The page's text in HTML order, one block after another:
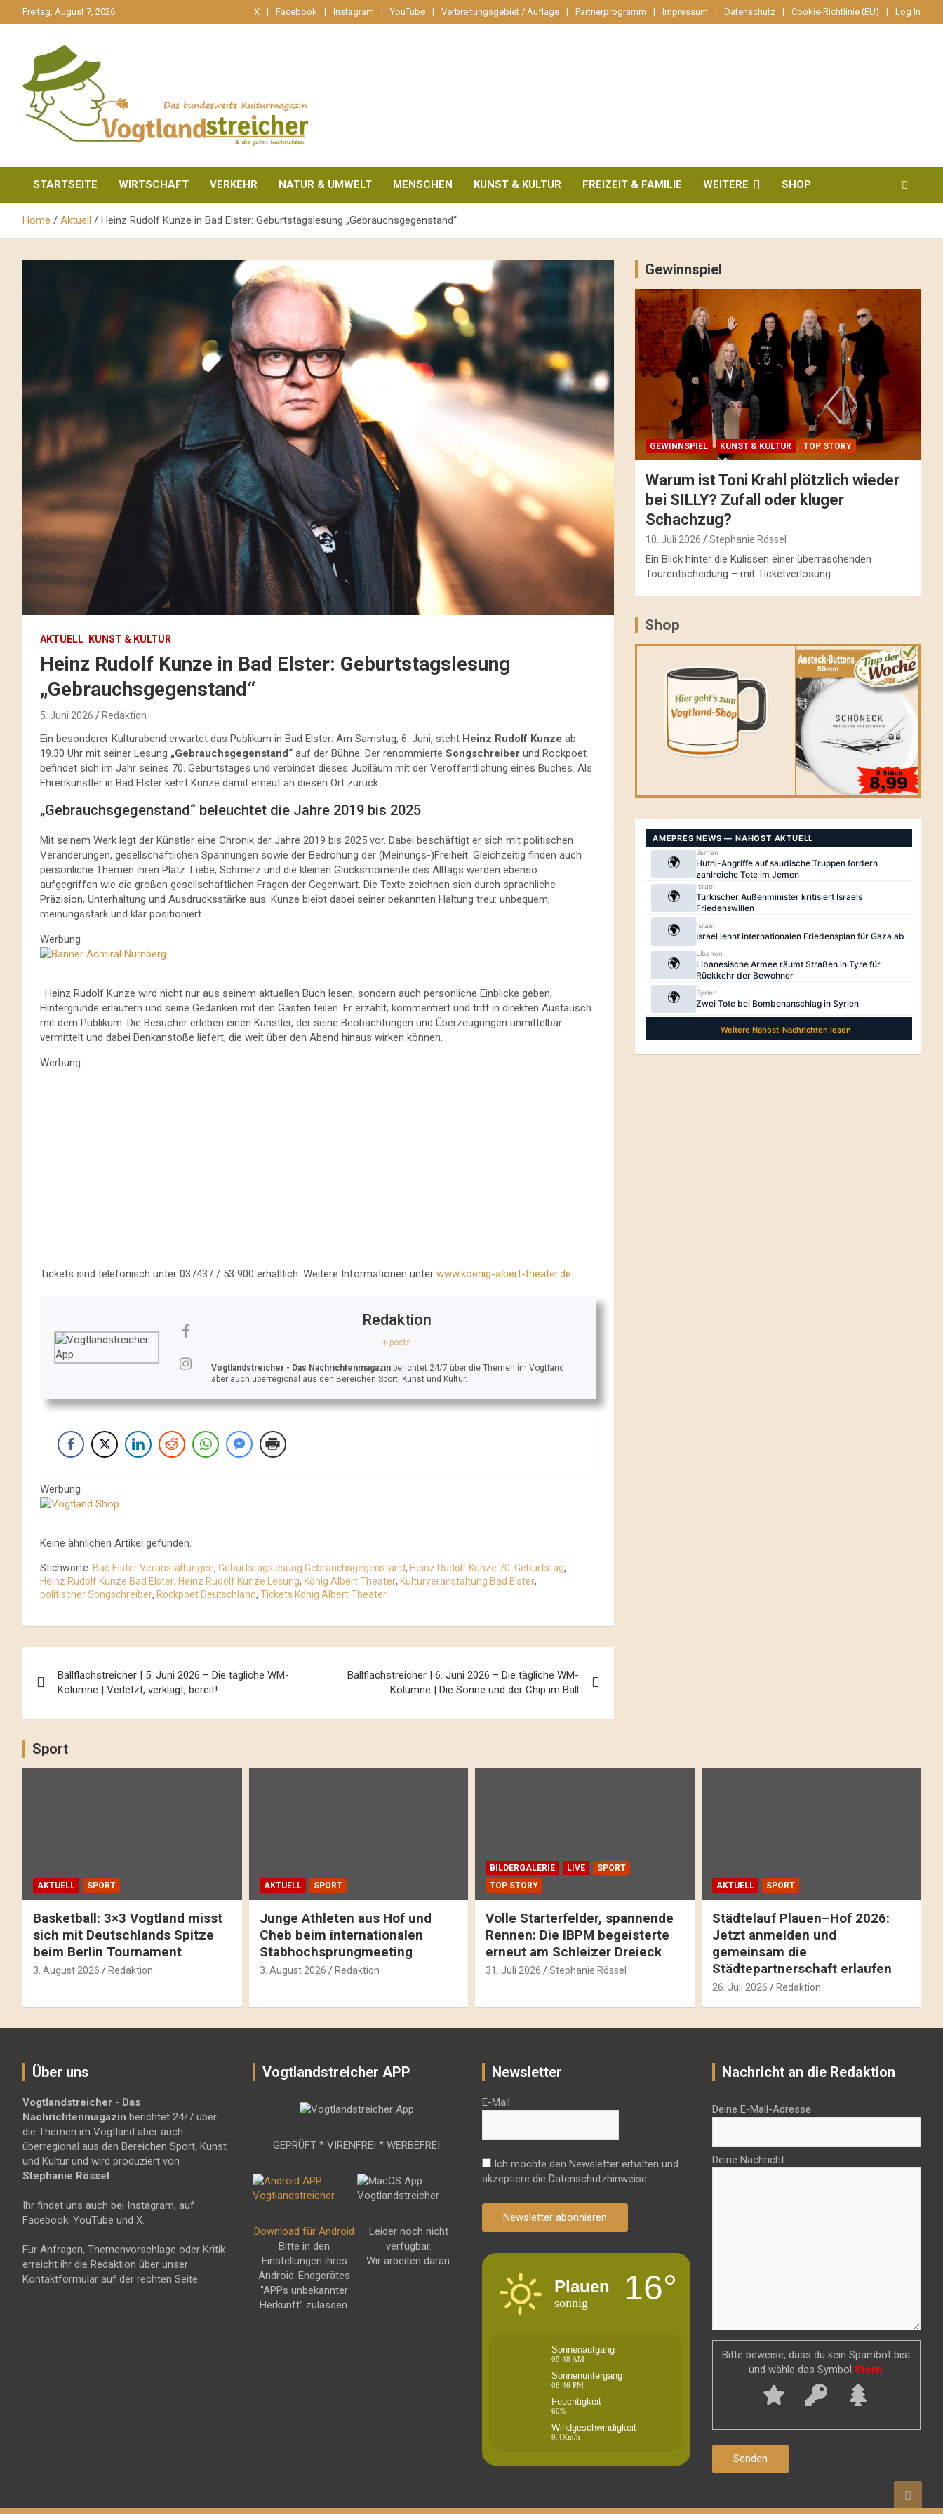
zum
Freitag, August 7, 2026 X Facebook Instagram YouTube Verbreitungsgebiet / Auflage Partnerprogramm Impressum Datenschutz Cookie-Richtlinie (EU) Log In
Vogtlandstreicher
STARTSEITE WIRTSCHAFT VERKEHR NATUR & UMWELT MENSCHEN KUNST & KULTUR FREIZEIT & FAMILIE WEITERE SHOP
Home Aktuell Heinz Rudolf Kunze in Bad Elster: Geburtstagslesung „Gebrauchsgegenstand“
AKTUELL KUNST & KULTUR
Heinz Rudolf Kunze in Bad Elster: Geburtstagslesung
„Gebrauchsgegenstand“
5. Juni 2026 Redaktion
Ein besonderer Kulturabend erwartet das Publikum in Bad Elster: Am Samstag, 6. Juni, steht Heinz Rudolf Kunze ab
19.30 Uhr mit seiner Lesung „Gebrauchsgegenstand“ auf der Bühne. Der renommierte Songschreiber und Rockpoet
befindet sich im Jahr seines 70. Geburtstages und verbindet dieses Jubiläum mit der Veröffentlichung eines Buches. Als
Ehrenkünstler in Bad Elster kehrt Kunze damit erneut an diesen Ort zurück.
„Gebrauchsgegenstand“ beleuchtet die Jahre 2019 bis 2025
Mit seinem Werk legt der Künstler eine Chronik der Jahre 2019 bis 2025 vor. Dabei beschäftigt er sich mit politischen
Veränderungen, gesellschaftlichen Spannungen sowie der Bedrohung der (Meinungs-)Freiheit. Gleichzeitig finden auch
persönliche Themen ihren Platz. Liebe, Schmerz und die kleinen Glücksmomente des Alltags werden ebenso
aufgegriffen wie die großen gesellschaftlichen Fragen der Gegenwart. Die Texte zeichnen sich durch sprachliche
Präzision, Unterhaltung und Ausdrucksstärke aus. Kunze bleibt dabei seiner bekannten Haltung treu: unbequem,
meinungsstark und klar positioniert.
Werbung
. Heinz Rudolf Kunze wird nicht nur aus seinem aktuellen Buch lesen, sondern auch persönliche Einblicke geben,
Hintergründe erläutern und seine Gedanken mit den Gästen teilen. Er erzählt, kommentiert und tritt in direkten Austausch
mit dem Publikum. Die Besucher erleben einen Künstler, der seine Beobachtungen und Überzeugungen unmittelbar
vermittelt und dabei Denkanstöße liefert, die weit über den Abend hinaus wirken können.
Werbung
Tickets sind telefonisch unter 037437 / 53 900 erhältlich. Weitere Informationen unter www.koenig-albert-theater.de
Redaktion
+ posts
Vogtlandstreicher - Das Nachrichtenmagazin berichtet 24/7 über die Themen im Vogtland
aber auch überregional aus den Bereichen Sport, Kunst und Kultur.
Werbung
Keine ähnlichen Artikel gefunden.
Stichworte: Bad Elster Veranstaltungen, Geburtstagslesung Gebrauchsgegenstand, Heinz Rudolf Kunze 70. Geburtstag,
Heinz Rudolf Kunze Bad Elster, Heinz Rudolf Kunze Lesung, König Albert Theater, Kulturveranstaltung Bad Elster,
politischer Songschreiber, Rockpoet Deutschland, Tickets König Albert Theater
Navigation
Ballflachstreicher | 5. Juni 2026 – Die tägliche WM-
Kolumne | Verletzt, verklagt, bereit!
Ballflachstreicher | 6. Juni 2026 – Die tägliche WM-
Kolumne | Die Sonne und der Chip im Ball
Gewinnspiel
GEWINNSPIEL KUNST & KULTUR TOP STORY
Warum ist Toni Krahl plötzlich wieder
bei SILLY? Zufall oder kluger
Schachzug?
10. Juli 2026 Stephanie Rössel
Ein Blick hinter die Kulissen einer überraschenden
Tourentscheidung – mit Ticketverlosung.
Shop
Sport
AKTUELL SPORT
Basketball: 3×3 Vogtland misst
sich mit Deutschlands Spitze
beim Berlin Tournament
3. August 2026 Redaktion
AKTUELL SPORT
Junge Athleten aus Hof und
Cheb beim internationalen
Stabhochsprungmeeting
3. August 2026 Redaktion
BILDERGALERIE LIVE
SPORT
TOP STORY
Volle Starterfelder, spannende
Rennen: Die IBPM begeisterte
erneut am Schleizer Dreieck
31. Juli 2026 Stephanie Rössel
AKTUELL SPORT
Städtelauf Plauen–Hof 2026:
Jetzt anmelden und
gemeinsam die
Städtepartnerschaft erlaufen
26. Juli 2026 Redaktion
Über uns
Vogtlandstreicher - Das
Nachrichtenmagazin berichtet 24/7 über
die Themen im Vogtland aber auch
überregional aus den Bereichen Sport, Kunst
und Kultur und wird produziert von
Stephanie Rössel.
Ihr findet uns auch bei Instagram, auf
Facebook, YouTube und X.
Für Anfragen, Themenvorschläge oder Kritik
erreicht ihr die Redaktion über unser
Kontaktformular auf der rechten Seite.
Vogtlandstreicher APP
GEPRÜFT * VIRENFREI * WERBEFREI
Download für Android
Bitte in den
Einstellungen ihres
Android-Endgerätes
"APPs unbekannter
Herkunft" zulassen.
Leider noch nicht
verfügbar.
Wir arbeiten daran.
Newsletter
E-Mail
Ich möchte den Newsletter erhalten und
akzeptiere die Datenschutzhinweise.
Newsletter abonnieren
Plauen
sonnig 16°
Sonnenaufgang
05:48 AM
Sonnenuntergang
08:46 PM
Feuchtigkeit
60%
Windgeschwindigkeit
9.4Km/h
Nachricht an die Redaktion
Deine E-Mail-Adresse
Deine Nachricht
Bitte beweise, dass du kein Spambot bist
und wähle das Symbol Stern.